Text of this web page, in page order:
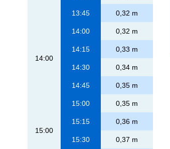
13:45 0,32 m
14:00
14:00 0,32 m
14:15 0,33 m
14:30 0,34 m
14:45 0,35 m
15:00
15:00 0,35 m
15:15 0,36 m
15:30 0,37 m